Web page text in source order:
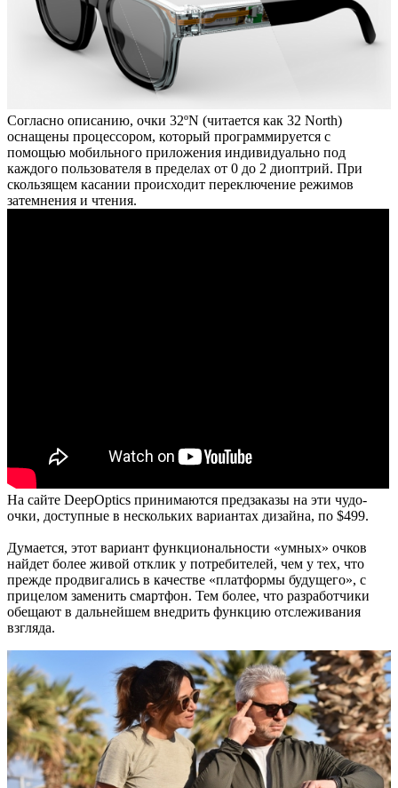
Согласно описанию, очки 32ºN (читается как 32 North)
оснащены процессором, который программируется с
помощью мобильного приложения индивидуально под
каждого пользователя в пределах от 0 до 2 диоптрий. При
скользящем касании происходит переключение режимов
затемнения и чтения.
На сайте DeepOptics принимаются предзаказы на эти чудо-
очки, доступные в нескольких вариантах дизайна, по $499.
Думается, этот вариант функциональности «умных» очков
найдет более живой отклик у потребителей, чем у тех, что
прежде продвигались в качестве «платформы будущего», с
прицелом заменить смартфон. Тем более, что разработчики
обещают в дальнейшем внедрить функцию отслеживания
взгляда.